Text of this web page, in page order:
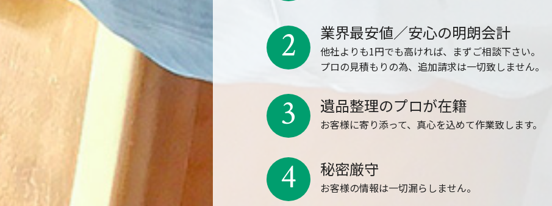
業界最安値／安心の明朗会計
他社よりも1円でも高ければ、まずご相談下さい。
プロの見積もりの為、追加請求は一切致しません。
2
遺品整理のプロが在籍
お客様に寄り添って、真心を込めて作業致します。
3
秘密厳守
お客様の情報は一切漏らしません。
4